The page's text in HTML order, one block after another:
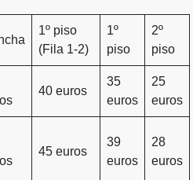
1º piso
(Fila 1-2)
1º
piso
2º
piso
40 euros
35
euros
25
euros
45 euros
39
euros
28
euros